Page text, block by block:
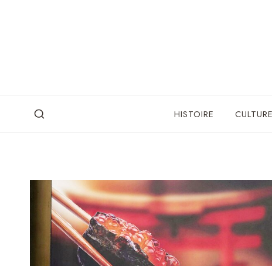
HISTOIRE CULTURE